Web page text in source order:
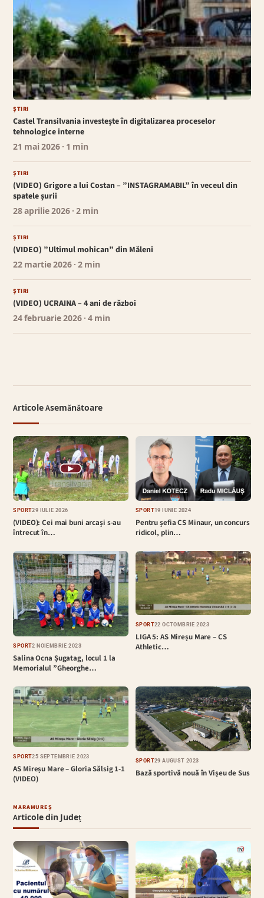
ȘTIRI
Castel Transilvania investește în digitalizarea proceselor
tehnologice interne
21 mai 2026 · 1 min
ȘTIRI
(VIDEO) Grigore a lui Costan – ”INSTAGRAMABIL” în veceul din
spatele șurii
28 aprilie 2026 · 2 min
ȘTIRI
(VIDEO) ”Ultimul mohican” din Măleni
22 martie 2026 · 2 min
ȘTIRI
(VIDEO) UCRAINA – 4 ani de război
24 februarie 2026 · 4 min
Articole Asemănătoare
▶
SPORT29 IULIE 2026
(VIDEO): Cei mai buni arcași s-au
întrecut în…
SPORT19 IUNIE 2024
Pentru șefia CS Minaur, un concurs
ridicol, plin…
SPORT2 NOIEMBRIE 2023
Salina Ocna Șugatag, locul 1 la
Memorialul ”Gheorghe…
SPORT22 OCTOMBRIE 2023
LIGA 5: AS Mireșu Mare – CS
Athletic…
SPORT25 SEPTEMBRIE 2023
AS Mireșu Mare – Gloria Sălsig 1-1
(VIDEO)
SPORT29 AUGUST 2023
Bază sportivă nouă în Vișeu de Sus
MARAMUREȘ
Articole din Județ